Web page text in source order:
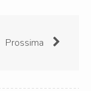
Prossima